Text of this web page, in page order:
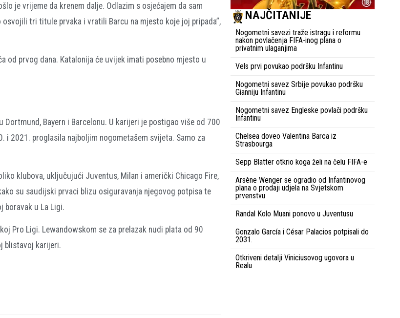
je vrijeme da krenem dalje. Odlazim s osjećajem da sam
tri titule prvaka i vratili Barcu na mjesto koje joj pripada”,
od prvog dana. Katalonija će uvijek imati posebno mjesto u
Bayern i Barcelonu. U karijeri je postigao više od 700
i 2021. proglasila najboljim nogometašem svijeta. Samo za
klubova, uključujući Juventus, Milan i američki Chicago Fire,
su saudijski prvaci blizu osiguravanja njegovog potpisa te
boravak u La Ligi.
Pro Ligi. Lewandowskom se za prelazak nudi plata od 90
blistavoj karijeri.
NAJČITANIJE
Nogometni savezi traže istragu i reformu
nakon povlačenja FIFA-inog plana o
privatnim ulaganjima
Vels prvi povukao podršku Infantinu
Nogometni savez Srbije povukao podršku
Gianniju Infantinu
Nogometni savez Engleske povlači podršku
Infantinu
Chelsea doveo Valentina Barca iz
Strasbourga
Sepp Blatter otkrio koga želi na čelu FIFA-e
Arsène Wenger se ogradio od Infantinovog
plana o prodaji udjela na Svjetskom
prvenstvu
Randal Kolo Muani ponovo u Juventusu
Gonzalo García i César Palacios potpisali do
2031.
Otkriveni detalji Viniciusovog ugovora u
Realu